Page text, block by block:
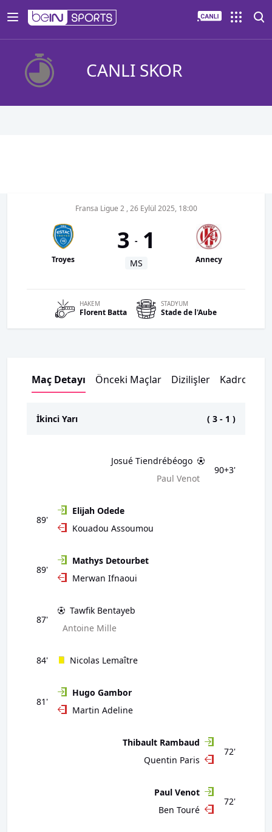
CANLI SKOR
Fransa Ligue 2, 26 Eylül 2025, 18:00
Troyes
3 - 1
MS Annecy
HAKEM
Florent Batta
STADYUM
Stade de l'Aube
Maç Detayı Önceki Maçlar Dizilişler Kadrolar
İkinci Yarı ( 3 - 1 )
90+3'
Josué Tiendrébéogo
Paul Venot
89'
Elijah Odede
Kouadou Assoumou
89'
Mathys Detourbet
Merwan Ifnaoui
87'
Tawfik Bentayeb
Antoine Mille
84' Nicolas Lemaître
81'
Hugo Gambor
Martin Adeline
72'
Thibault Rambaud
Quentin Paris
72'
Paul Venot
Ben Touré